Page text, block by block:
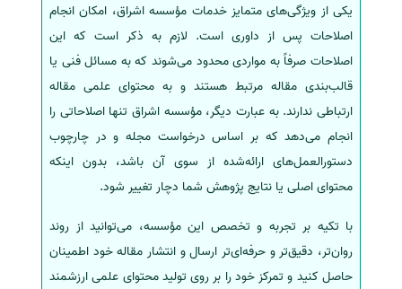
یکی از ویژگی‌های متمایز خدمات مؤسسه اشراق، امکان انجام
اصلاحات پس از داوری است. لازم به ذکر است که این
اصلاحات صرفاً به مواردی محدود می‌شوند که به مسائل فنی یا
قالب‌بندی مقاله مرتبط هستند و به محتوای علمی مقاله
ارتباطی ندارند. به عبارت دیگر، مؤسسه اشراق تنها اصلاحاتی را
انجام می‌دهد که بر اساس درخواست مجله و در چارچوب
دستورالعمل‌های ارائه‌شده از سوی آن باشد، بدون اینکه
محتوای اصلی یا نتایج پژوهش شما دچار تغییر شود.
با تکیه بر تجربه و تخصص این مؤسسه، می‌توانید از روند
روان‌تر، دقیق‌تر و حرفه‌ای‌تر ارسال و انتشار مقاله خود اطمینان
حاصل کنید و تمرکز خود را بر روی تولید محتوای علمی ارزشمند